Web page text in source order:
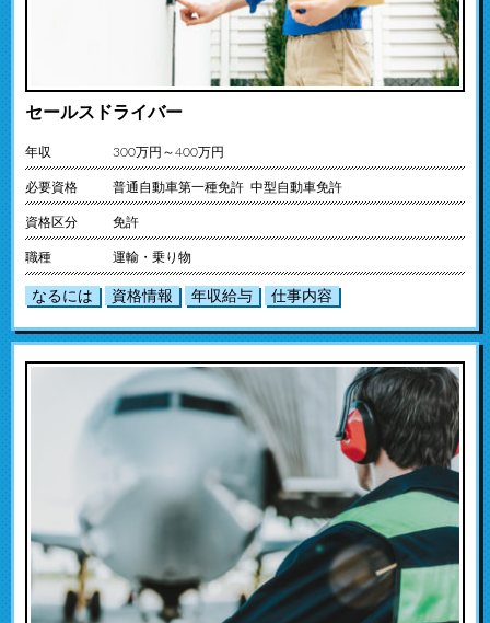
セールスドライバー
年収 300万円～400万円
必要資格 普通自動車第一種免許 中型自動車免許
資格区分 免許
職種 運輸・乗り物
なるには 資格情報 年収給与 仕事内容